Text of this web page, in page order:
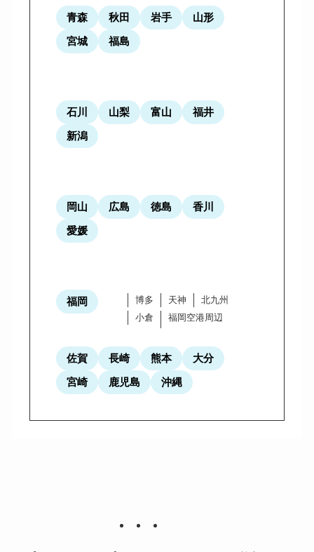
青森 秋田 岩手
山形
宮城
福島
石川 山梨 富山
福井
新潟
岡山 広島 徳島
香川
愛媛
福岡 博多 天神
北九州
小倉
福岡空港周辺
佐賀 長崎 熊本
大分
宮崎
鹿児島 沖縄